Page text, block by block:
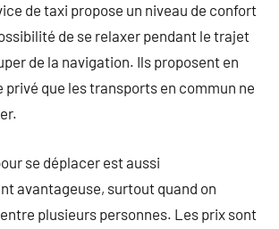
de taxi propose un niveau de confort
de se relaxer pendant le trajet
de la navigation. Ils proposent en
privé que les transports en commun ne
se déplacer est aussi
avantageuse, surtout quand on
plusieurs personnes. Les prix sont